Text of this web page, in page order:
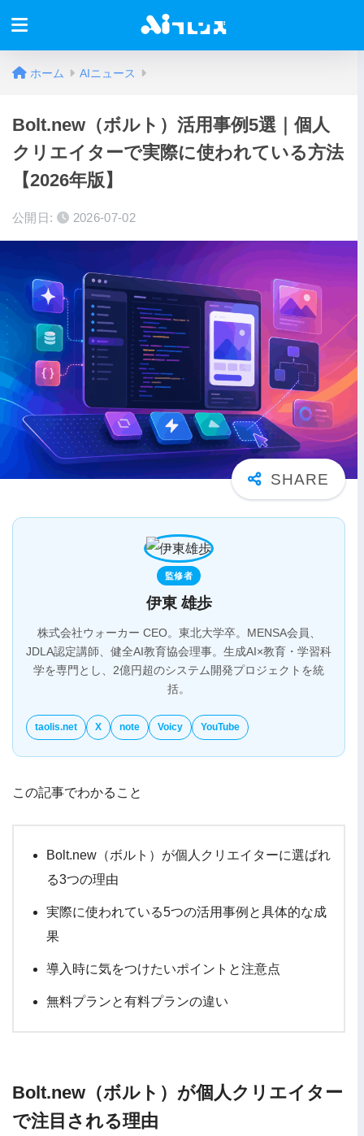
ホーム AIニュース
Bolt.new（ボルト）活用事例5選｜個人
クリエイターで実際に使われている方法
【2026年版】
公開日: 2026-07-02
監修者
伊東 雄歩
株式会社ウォーカー CEO。東北大学卒。MENSA会員、
JDLA認定講師、健全AI教育協会理事。生成AI×教育・学習科
学を専門とし、2億円超のシステム開発プロジェクトを統
括。
taolis.net X note Voicy YouTube
この記事でわかること
Bolt.new（ボルト）が個人クリエイターに選ばれ
る3つの理由
実際に使われている5つの活用事例と具体的な成
果
導入時に気をつけたいポイントと注意点
無料プランと有料プランの違い
Bolt.new（ボルト）が個人クリエイター
で注目される理由